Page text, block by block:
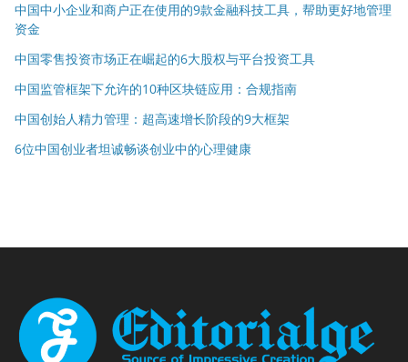
中国中小企业和商户正在使用的9款金融科技工具，帮助更好地管理
资金
中国零售投资市场正在崛起的6大股权与平台投资工具
中国监管框架下允许的10种区块链应用：合规指南
中国创始人精力管理：超高速增长阶段的9大框架
6位中国创业者坦诚畅谈创业中的心理健康